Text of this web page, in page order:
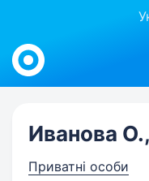
Work.ua
Иванова
Приватні особи